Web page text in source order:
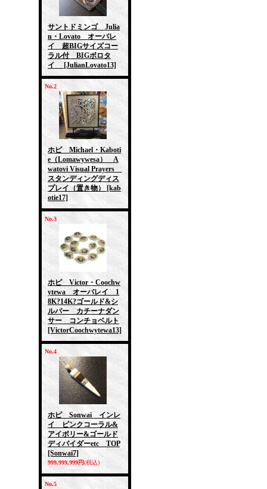
サントドミンゴ Julia
n・Lovato オーバレ
イ 超BIGサイズコー
ラル付 BIGボロタ
イ
[JulianLovato13]
No.2
ホピ Michael・Kaboti
e（Lomawywesa） A
watovi Visual Prayers
スタンディングディス
プレイ（置き物）
[kab
otie17]
No.3
ホピ Victor・Coochw
ytewa オーバレイ 1
8K?14K?ゴールド&シ
ルバー カチーナダン
サー コンチョベルト
[VictorCoochwytewa13]
No.4
ホピ Sonwai インレ
イ ピンクコーラル&
アイボリー&ゴールド
ディバイダーetc TOP
[Sonwai7]
999,999,999円(税込)
No.5